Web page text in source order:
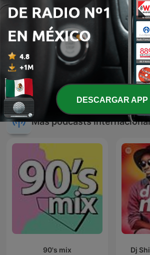
Sonido de Lluvia, Lluvia
Relajante, Lluvia Suave,
Lluvia Nocturna,
Descanso Con Lluvia
Más podcasts
90's mix Dj
DESCARGAR APP